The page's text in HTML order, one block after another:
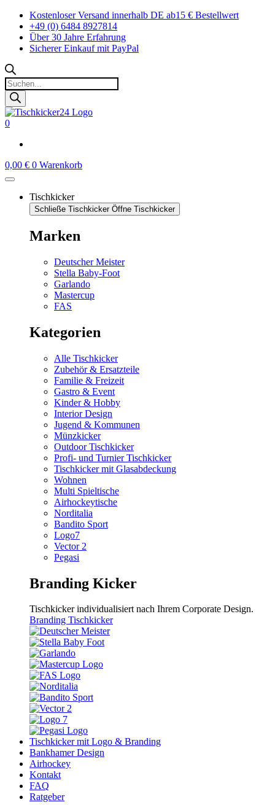
Zum
Inhalt
springen
Kostenloser Versand innerhalb DE ab15 € Bestellwert
+49 (0) 6484 8927814
Über 30 Jahre Erfahrung
Sicherer Einkauf mit PayPal
Products
search
0
0,00 € 0 Warenkorb
Tischkicker
Schließe Tischkicker Öffne Tischkicker
Marken
Deutscher Meister
Stella Baby-Foot
Garlando
Mastercup
FAS
Kategorien
Alle Tischkicker
Zubehör & Ersatzteile
Familie & Freizeit
Gastro & Event
Kinder & Hobby
Interior Design
Jugend & Kommunen
Münzkicker
Outdoor Tischkicker
Profi- und Turnier Tischkicker
Tischkicker mit Glasabdeckung
Wohnen
Multi Spieltische
Airhockeytische
Norditalia
Bandito Sport
Logo7
Vector 2
Pegasi
Branding Kicker
Tischkicker individualisiert nach Ihrem Corporate Design.
Branding Tischkicker
Tischkicker mit Logo & Branding
Bankhamer Design
Airhockey
Kontakt
FAQ
Ratgeber